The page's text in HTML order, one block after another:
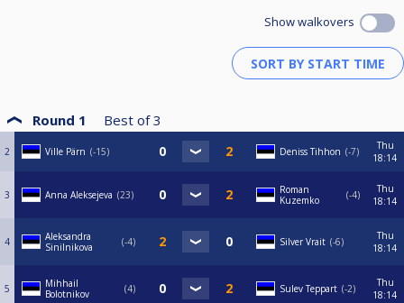
Show walkovers
Round 1 Best of 3
2 Ville Pärn -15 Deniss Tihhon -7
Thu
18:14
3 Anna Aleksejeva 23
Roman
Kuzemko
-4
Thu
18:14
4
Aleksandra
Sinilnikova
-4 Silver Vrait -6
Thu
18:14
5
Mihhail
Bolotnikov
4 Sulev Teppart -2
Thu
18:14